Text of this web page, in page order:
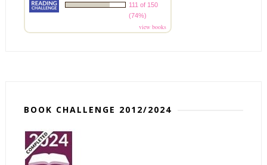
111 of 150
(74%)
view books
BOOK CHALLENGE 2012/2024